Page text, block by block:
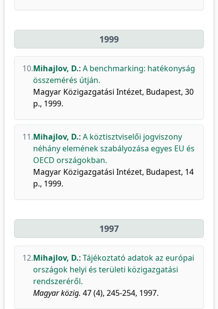
1999
10.Mihajlov, D.: A benchmarking: hatékonyság
összemérés útján.
Magyar Közigazgatási Intézet, Budapest, 30
p., 1999.
11.Mihajlov, D.: A köztisztviselői jogviszony
néhány elemének szabályozása egyes EU és
OECD országokban.
Magyar Közigazgatási Intézet, Budapest, 14
p., 1999.
1997
12.Mihajlov, D.: Tájékoztató adatok az európai
országok helyi és területi közigazgatási
rendszeréről.
Magyar közig. 47 (4), 245-254, 1997.